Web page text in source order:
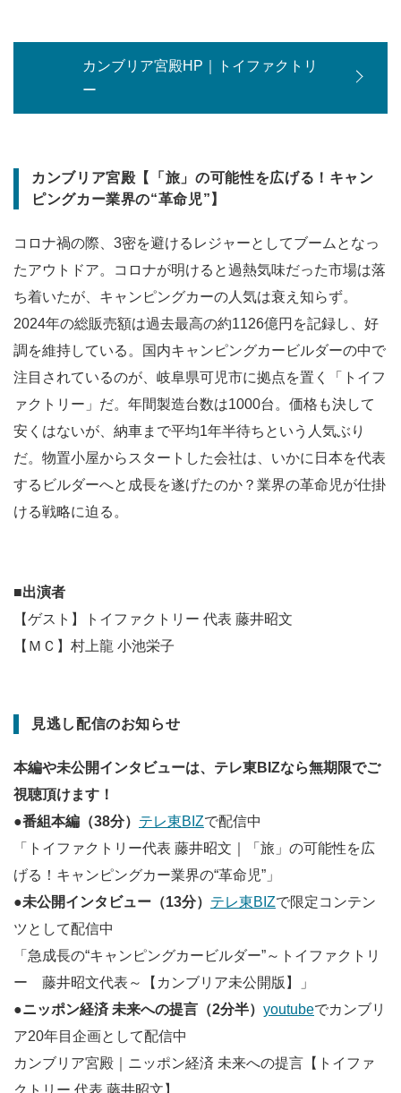
カンブリア宮殿HP｜トイファクトリ
ー
カンブリア宮殿【「旅」の可能性を広げる！キャン
ピングカー業界の“革命児”】
コロナ禍の際、3密を避けるレジャーとしてブームとなっ
たアウトドア。コロナが明けると過熱気味だった市場は落
ち着いたが、キャンピングカーの人気は衰え知らず。
2024年の総販売額は過去最高の約1126億円を記録し、好
調を維持している。国内キャンピングカービルダーの中で
注目されているのが、岐阜県可児市に拠点を置く「トイフ
ァクトリー」だ。年間製造台数は1000台。価格も決して
安くはないが、納車まで平均1年半待ちという人気ぶり
だ。物置小屋からスタートした会社は、いかに日本を代表
するビルダーへと成長を遂げたのか？業界の革命児が仕掛
ける戦略に迫る。
■出演者
【ゲスト】トイファクトリー 代表 藤井昭文
【ＭＣ】村上龍 小池栄子
見逃し配信のお知らせ
本編や未公開インタビューは、テレ東BIZなら無期限でご
視聴頂けます！
●番組本編（38分） テレ東BIZで配信中
「トイファクトリー代表 藤井昭文｜「旅」の可能性を広
げる！キャンピングカー業界の“革命児”」
●未公開インタビュー（13分） テレ東BIZで限定コンテン
ツとして配信中
「急成長の“キャンピングカービルダー”～トイファクトリ
ー 藤井昭文代表～【カンブリア未公開版】」
●ニッポン経済 未来への提言（2分半） youtubeでカンブリ
ア20年目企画として配信中
カンブリア宮殿｜ニッポン経済 未来への提言【トイファ
クトリー 代表 藤井昭文】